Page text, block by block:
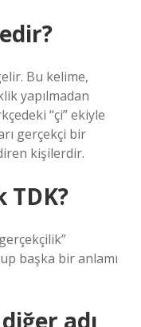
Bu kelime,
yapılmadan
“çi” ekiyle
gerçekçi bir
kişilerdir.
TDK?
başka bir anlamı
adı